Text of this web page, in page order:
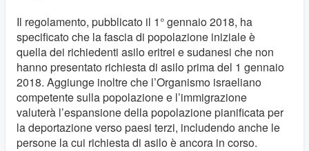
Il regolamento, pubblicato il 1° gennaio 2018, ha
specificato che la fascia di popolazione iniziale è
quella dei richiedenti asilo eritrei e sudanesi che non
hanno presentato richiesta di asilo prima del 1 gennaio
2018. Aggiunge inoltre che l’Organismo israeliano
competente sulla popolazione e l’immigrazione
valuterà l’espansione della popolazione pianificata per
la deportazione verso paesi terzi, includendo anche le
persone la cui richiesta di asilo è ancora in corso.